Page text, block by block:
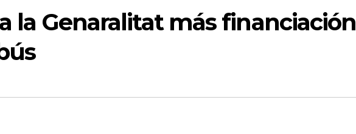
la Genaralitat más financiación